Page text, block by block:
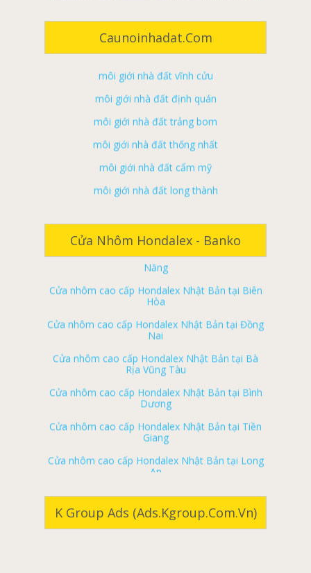
Caunoinhadat.com
môi giới nhà đất tân phú
môi giới nhà đất vĩnh cửu
môi giới nhà đất định quán
môi giới nhà đất trảng bom
môi giới nhà đất thống nhất
môi giới nhà đất cẩm mỹ
môi giới nhà đất long thành
môi giới nhà đất xuân lộc
ký gửi nhà đất đồng nai
ký gửi nhà đất biên hoà
ký gửi nhà đất long khánh
ký gửi nhà đất tân phú
ký gửi nhà đất vĩnh cửu
ký gửi nhà đất định quán
ký gửi nhà đất trảng bom
ký gửi nhà đất thống nhất
ký gửi nhà đất cẩm mỹ
ký gửi nhà đất long thành
ký gửi nhà đất xuân lộc
Nhà đất biên hòa
Cửa Nhôm Hondalex - Banko
Cửa nhôm cao cấp Hondalex Nhật Bản tại Đà
Nẵng
Cửa nhôm cao cấp Hondalex Nhật Bản tại Biên
Hòa
Cửa nhôm cao cấp Hondalex Nhật Bản tại Đồng
Cửa nhôm cao cấp Hondalex Nhật Bản tại Bà
Cửa nhôm cao cấp Hondalex Nhật Bản tại Bình
Dương
Cửa nhôm cao cấp Hondalex Nhật Bản tại Tiền
Giang
Cửa nhôm cao cấp Hondalex Nhật Bản tại Long
Cửa nhôm cao cấp Hondalex Nhật Bản tại Cần
Cửa nhôm cao cấp Hondalex Nhật Bản tại Cà
Mau
K Group Ads (ads.kgroup.com.vn)